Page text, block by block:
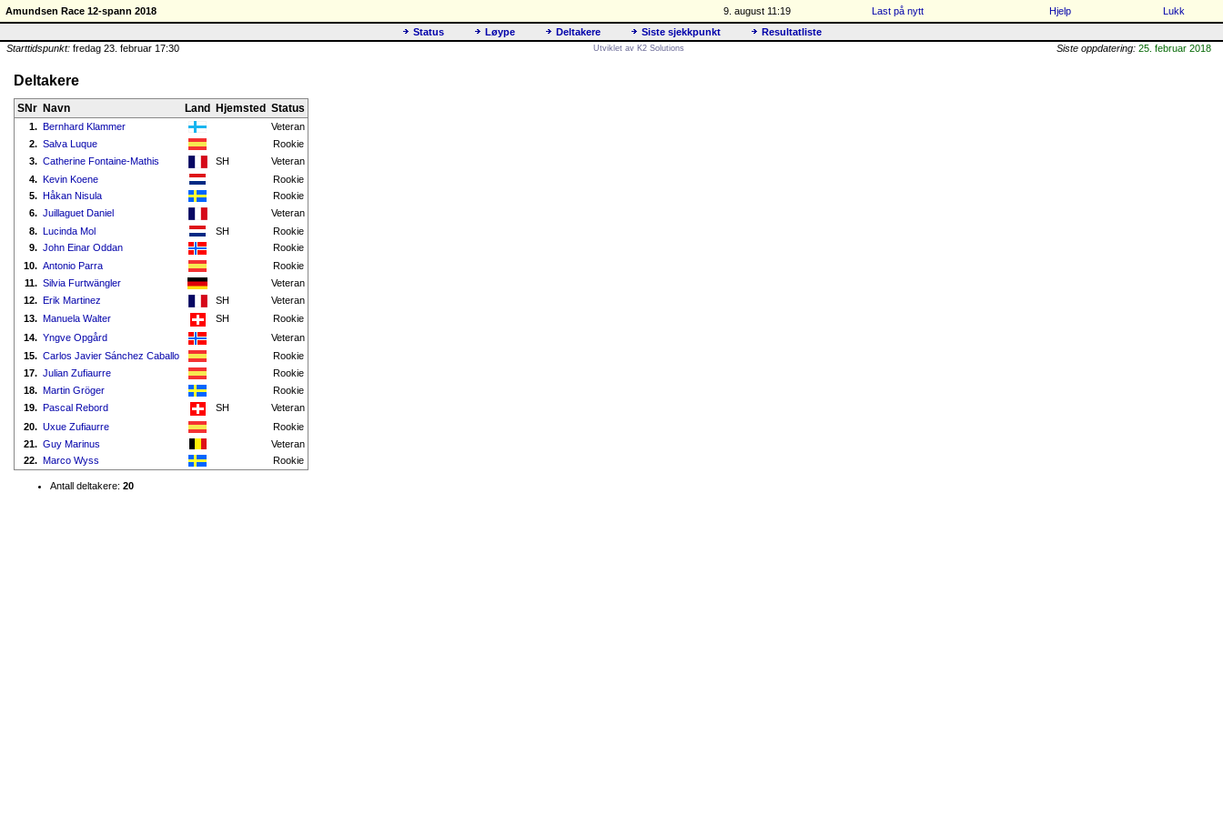
Amundsen Race 12-spann 2018 9. august 11:19 Last på nytt Hjelp
Lukk
Status
Løype Deltakere Siste sjekkpunkt
Resultatliste
Starttidspunkt: fredag 23. februar 17:30 Utviklet av K2 Solutions Siste oppdatering: 25. februar 2018
Deltakere
SNr Navn Land Hjemsted Status
1. Bernhard Klammer
Veteran
2. Salva Luque
Rookie
3. Catherine Fontaine-Mathis SH
Veteran
4. Kevin Koene
Rookie
5. Håkan Nisula
Rookie
6. Juillaguet Daniel
Veteran
8. Lucinda Mol SH
Rookie
9. John Einar Oddan
Rookie
10. Antonio Parra
Rookie
11. Silvia Furtwängler
Veteran
12. Erik Martinez SH
Veteran
13. Manuela Walter SH
Rookie
14. Yngve Opgård
Veteran
15. Carlos Javier Sánchez Caballo
Rookie
17. Julian Zufiaurre
Rookie
18. Martin Gröger
Rookie
19. Pascal Rebord SH
Veteran
20. Uxue Zufiaurre
Rookie
21. Guy Marinus
Veteran
22. Marco Wyss Rookie
Antall deltakere: 20